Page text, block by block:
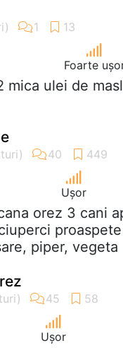
Foarte
mica ulei de
Ușor
orez 3 cani
piper, vegeta
Ușor